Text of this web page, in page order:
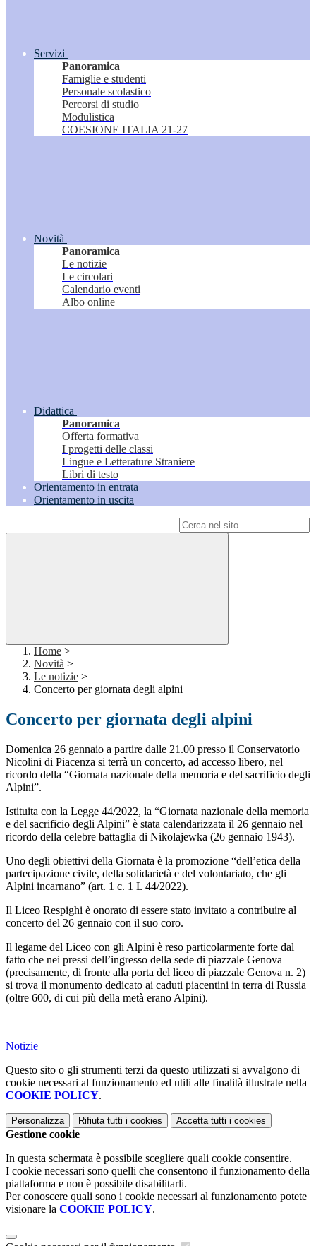
Servizi
Panoramica
Famiglie e studenti
Personale scolastico
Percorsi di studio
Modulistica
COESIONE ITALIA 21-27
Novità
Panoramica
Le notizie
Le circolari
Calendario eventi
Albo online
Didattica
Panoramica
Offerta formativa
I progetti delle classi
Lingue e Letterature Straniere
Libri di testo
Orientamento in entrata
Orientamento in uscita
Home >
Novità >
Le notizie >
Concerto per giornata degli alpini
Concerto per giornata degli alpini
Domenica 26 gennaio a partire dalle 21.00 presso il Conservatorio
Nicolini di Piacenza si terrà un concerto, ad accesso libero, nel
ricordo della “Giornata nazionale della memoria e del sacrificio degli
Alpini”.
Istituita con la Legge 44/2022, la “Giornata nazionale della memoria
e del sacrificio degli Alpini” è stata calendarizzata il 26 gennaio nel
ricordo della celebre battaglia di Nikolajewka (26 gennaio 1943).
Uno degli obiettivi della Giornata è la promozione “dell’etica della
partecipazione civile, della solidarietà e del volontariato, che gli
Alpini incarnano” (art. 1 c. 1 L 44/2022).
Il Liceo Respighi è onorato di essere stato invitato a contribuire al
concerto del 26 gennaio con il suo coro.
Il legame del Liceo con gli Alpini è reso particolarmente forte dal
fatto che nei pressi dell’ingresso della sede di piazzale Genova
(precisamente, di fronte alla porta del liceo di piazzale Genova n. 2)
si trova il monumento dedicato ai caduti piacentini in terra di Russia
(oltre 600, di cui più della metà erano Alpini).
Notizie
Questo sito o gli strumenti terzi da questo utilizzati si avvalgono di
cookie necessari al funzionamento ed utili alle finalità illustrate nella
COOKIE POLICY.
Personalizza Rifiuta tutti i cookies Accetta tutti i cookies
Gestione cookie
In questa schermata è possibile scegliere quali cookie consentire.
I cookie necessari sono quelli che consentono il funzionamento della
piattaforma e non è possibile disabilitarli.
Per conoscere quali sono i cookie necessari al funzionamento potete
visionare la COOKIE POLICY.